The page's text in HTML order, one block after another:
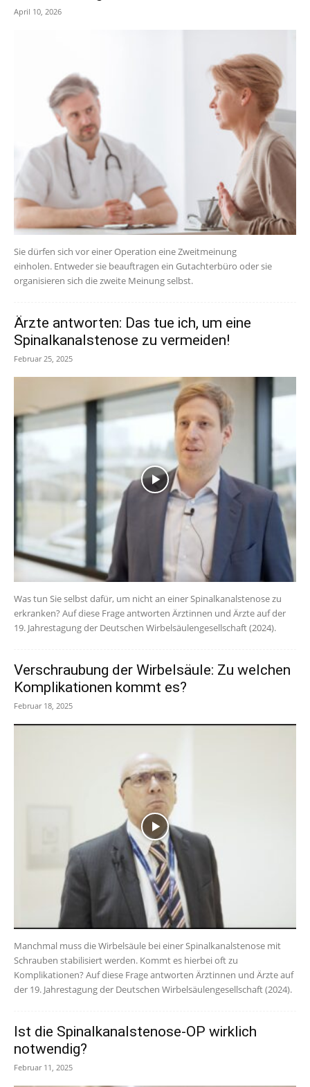
April 10, 2026
Sie dürfen sich vor einer Operation eine Zweitmeinung
einholen. Entweder sie beauftragen ein Gutachterbüro oder sie
organisieren sich die zweite Meinung selbst.
Ärzte antworten: Das tue ich, um eine
Spinalkanalstenose zu vermeiden!
Februar 25, 2025
Was tun Sie selbst dafür, um nicht an einer Spinalkanalstenose zu
erkranken? Auf diese Frage antworten Ärztinnen und Ärzte auf der
19. Jahrestagung der Deutschen Wirbelsäulengesellschaft (2024).
Verschraubung der Wirbelsäule: Zu welchen
Komplikationen kommt es?
Februar 18, 2025
Manchmal muss die Wirbelsäule bei einer Spinalkanalstenose mit
Schrauben stabilisiert werden. Kommt es hierbei oft zu
Komplikationen? Auf diese Frage antworten Ärztinnen und Ärzte auf
der 19. Jahrestagung der Deutschen Wirbelsäulengesellschaft (2024).
Ist die Spinalkanalstenose-OP wirklich
notwendig?
Februar 11, 2025